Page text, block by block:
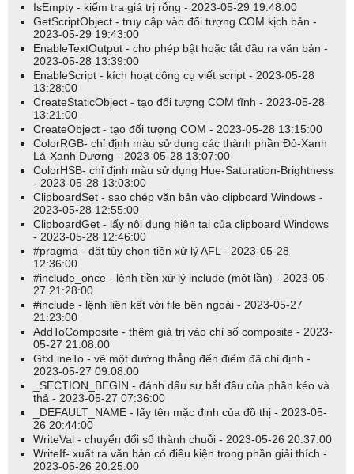
IsEmpty - kiểm tra giá trị rỗng - 2023-05-29 19:48:00
GetScriptObject - truy cập vào đối tượng COM kịch bản -
2023-05-29 19:43:00
EnableTextOutput - cho phép bật hoặc tắt đầu ra văn bản -
2023-05-28 13:39:00
EnableScript - kích hoạt công cụ viết script - 2023-05-28
13:28:00
CreateStaticObject - tạo đối tượng COM tĩnh - 2023-05-28
13:21:00
CreateObject - tạo đối tượng COM - 2023-05-28 13:15:00
ColorRGB- chỉ định màu sử dụng các thành phần Đỏ-Xanh
Lá-Xanh Dương - 2023-05-28 13:07:00
ColorHSB- chỉ định màu sử dụng Hue-Saturation-Brightness
- 2023-05-28 13:03:00
ClipboardSet - sao chép văn bản vào clipboard Windows -
2023-05-28 12:55:00
ClipboardGet - lấy nội dung hiện tại của clipboard Windows
- 2023-05-28 12:46:00
#pragma - đặt tùy chọn tiền xử lý AFL - 2023-05-28
12:36:00
#include_once - lệnh tiền xử lý include (một lần) - 2023-05-
27 21:28:00
#include - lệnh liên kết với file bên ngoài - 2023-05-27
21:23:00
AddToComposite - thêm giá trị vào chỉ số composite - 2023-
05-27 21:08:00
GfxLineTo - vẽ một đường thẳng đến điểm đã chỉ định -
2023-05-27 09:08:00
_SECTION_BEGIN - đánh dấu sự bắt đầu của phần kéo và
thả - 2023-05-27 07:36:00
_DEFAULT_NAME - lấy tên mặc định của đồ thị - 2023-05-
26 20:44:00
WriteVal - chuyển đổi số thành chuỗi - 2023-05-26 20:37:00
WriteIf- xuất ra văn bản có điều kiện trong phần giải thích -
2023-05-26 20:25:00